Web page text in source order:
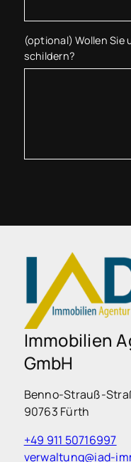
(optional) Wollen Sie
schildern?
Immobilien
GmbH
Benno-Strauß-
90763 Fürth
+49 911 50716997
verwaltung@iad-